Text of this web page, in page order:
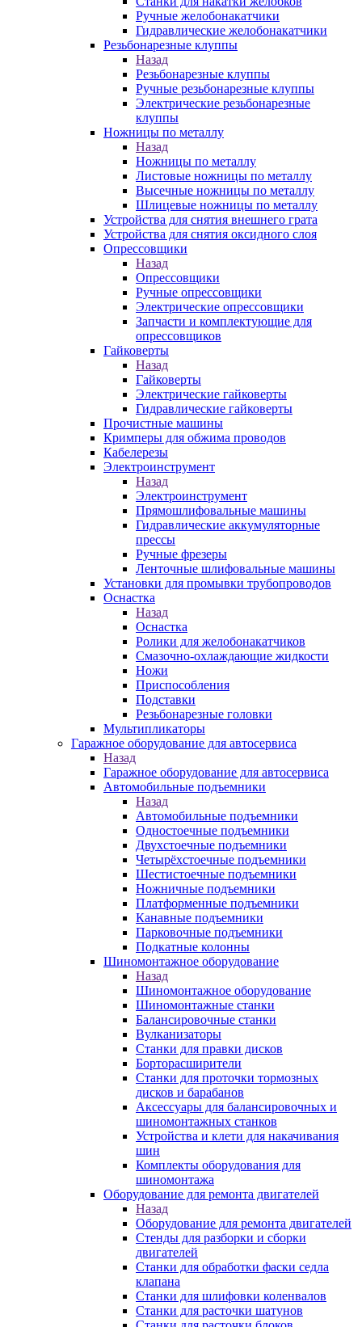
Ручные желобонакатчики
Гидравлические желобонакатчики
Резьбонарезные клуппы
Назад
Резьбонарезные клуппы
Ручные резьбонарезные клуппы
Электрические резьбонарезные
клуппы
Ножницы по металлу
Назад
Ножницы по металлу
Листовые ножницы по металлу
Высечные ножницы по металлу
Шлицевые ножницы по металлу
Устройства для снятия внешнего грата
Устройства для снятия оксидного слоя
Опрессовщики
Назад
Опрессовщики
Ручные опрессовщики
Электрические опрессовщики
Запчасти и комплектующие для
опрессовщиков
Гайковерты
Назад
Гайковерты
Электрические гайковерты
Гидравлические гайковерты
Прочистные машины
Кримперы для обжима проводов
Кабелерезы
Электроинструмент
Назад
Электроинструмент
Прямошлифовальные машины
Гидравлические аккумуляторные
прессы
Ручные фрезеры
Ленточные шлифовальные машины
Установки для промывки трубопроводов
Оснастка
Назад
Оснастка
Ролики для желобонакатчиков
Смазочно-охлаждающие жидкости
Ножи
Приспособления
Подставки
Резьбонарезные головки
Мультипликаторы
Гаражное оборудование для автосервиса
Назад
Гаражное оборудование для автосервиса
Автомобильные подъемники
Назад
Автомобильные подъемники
Одностоечные подъемники
Двухстоечные подъемники
Четырёхстоечные подъемники
Шестистоечные подъемники
Ножничные подъемники
Платформенные подъемники
Канавные подъемники
Парковочные подъемники
Подкатные колонны
Шиномонтажное оборудование
Назад
Шиномонтажное оборудование
Шиномонтажные станки
Балансировочные станки
Вулканизаторы
Станки для правки дисков
Борторасширители
Станки для проточки тормозных
дисков и барабанов
Аксессуары для балансировочных и
шиномонтажных станков
Устройства и клети для накачивания
шин
Комплекты оборудования для
шиномонтажа
Оборудование для ремонта двигателей
Назад
Оборудование для ремонта двигателей
Стенды для разборки и сборки
двигателей
Станки для обработки фаски седла
клапана
Станки для шлифовки коленвалов
Станки для расточки шатунов